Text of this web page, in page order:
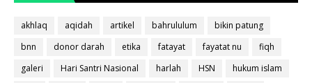
akhlaq aqidah artikel bahrululum
bikin patung
bnn
donor darah etika fatayat fayatat nu
fiqh
galeri
Hari Santri Nasional harlah HSN
hukum islam